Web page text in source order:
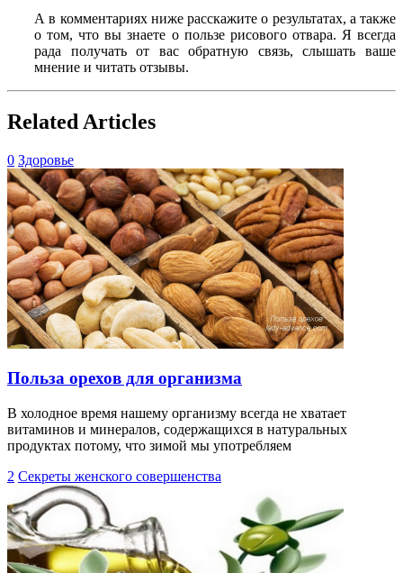
А в комментариях ниже расскажите о результатах, а также
о том, что вы знаете о пользе рисового отвара. Я всегда
рада получать от вас обратную связь, слышать ваше
мнение и читать отзывы.
Related Articles
0 Здоровье
Польза орехов для организма
В холодное время нашему организму всегда не хватает
витаминов и минералов, содержащихся в натуральных
продуктах потому, что зимой мы употребляем
2 Секреты женского совершенства